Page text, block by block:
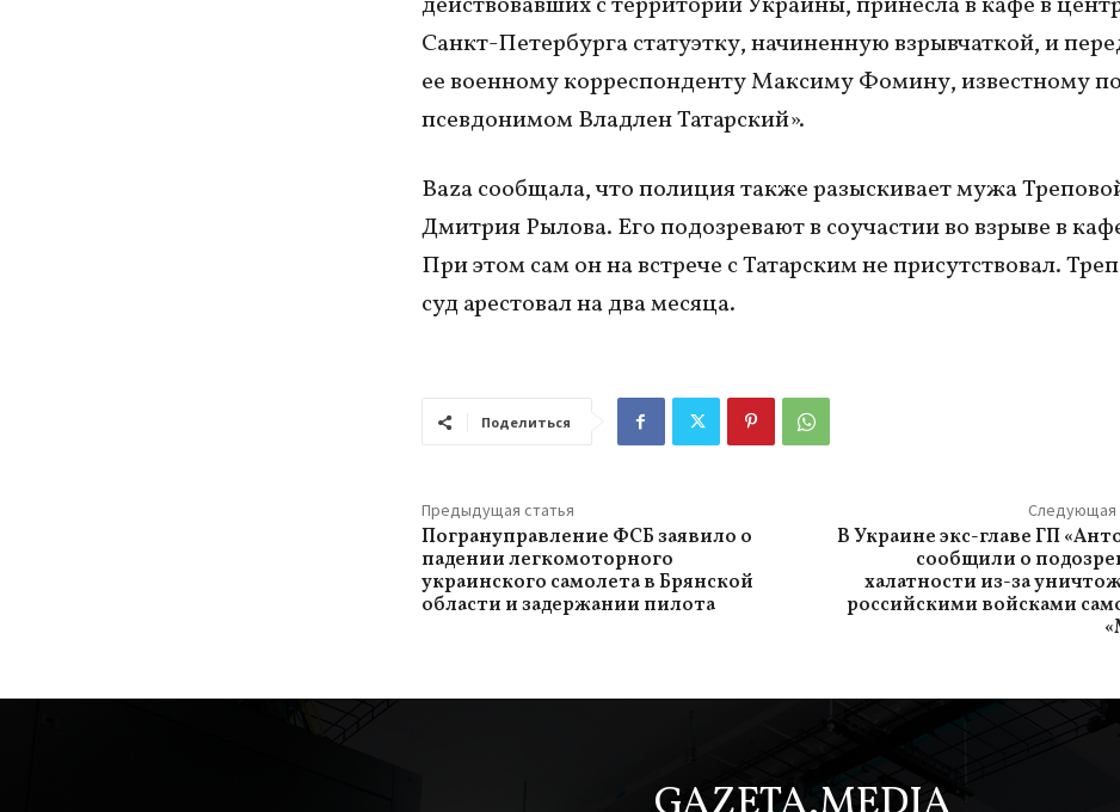
Санкт-Петербурга статуэтку, начиненную взрывчаткой, и
ее военному корреспонденту Максиму Фомину, известному
псевдонимом Владлен Татарский».
Baza сообщала, что полиция также разыскивает мужа
Дмитрия Рылова. Его подозревают в соучастии во взрыве в
При этом сам он на встрече с Татарским не присутствовал.
суд арестовал на два месяца.
Поделиться
Предыдущая статья
Погрануправление ФСБ заявило о
падении легкомоторного
украинского самолета в Брянской
области и задержании пилота
Следующая
В Украине экс-главе ГП
сообщили о
халатности из-за
российскими войсками